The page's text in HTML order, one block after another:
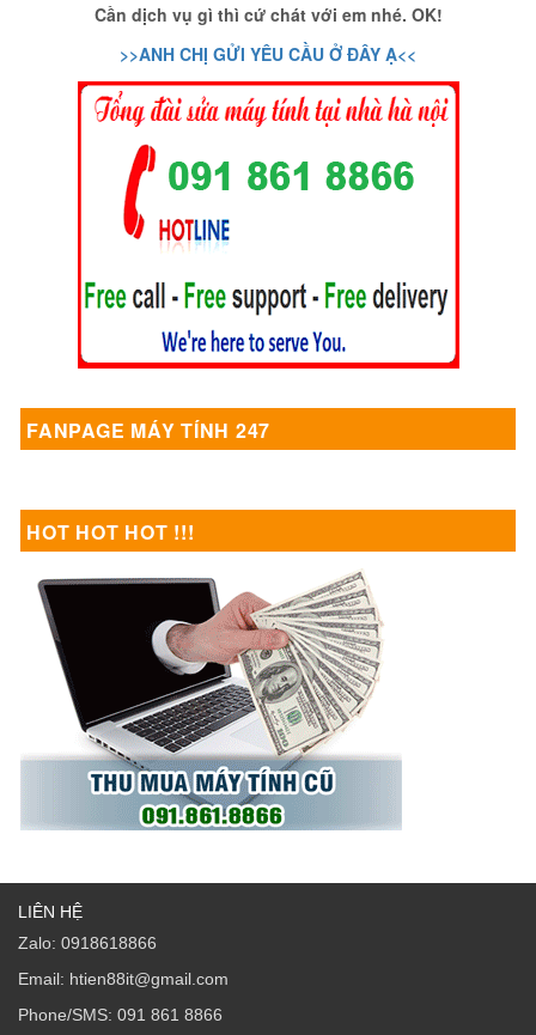
Cần dịch vụ gì thì cứ chát với em nhé. OK!
>>ANH CHỊ GỬI YÊU CẦU Ở ĐÂY Ạ<<
FANPAGE MÁY TÍNH 247
HOT HOT HOT !!!
LIÊN HỆ
Zalo: 0918618866
Email: htien88it@gmail.com
Phone/SMS: 091 861 8866